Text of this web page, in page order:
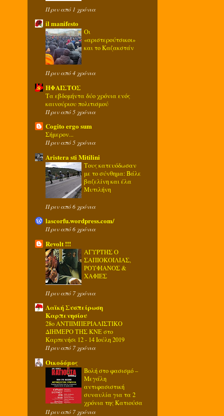
Πριν από 1 χρόνια
il manifesto
Οι
«αριστερούτσικοι»
και το Καζακστάν
Πριν από 4 χρόνια
ΗΦΑΙΣΤΟΣ
Τα εβδομήντα δύο χρόνια ενός
καινούριου πολιτισμού
Πριν από 5 χρόνια
Cogito ergo sum
Σήμερον...
Πριν από 5 χρόνια
Aristera sti Mitilini
Τους κατευόδωσαν
με το σύνθημα: Βάλε
βαζελίνη και έλα
Μυτιλήνη
Πριν από 6 χρόνια
lascorfu.wordpress.com/
Πριν από 6 χρόνια
Revolt !!!
ΑΓΥΡΤΗΣ Ο
ΣΑΠΙΟΚΟΙΛΙΑΣ,
ΡΟΥΦΙΑΝΟΣ &
ΧΑΦΙΕΣ
Πριν από 7 χρόνια
Λαϊκή Συσπείρωση
Καρπενησίου
28ο ΑΝΤΙΙΜΠΕΡΙΑΛΙΣΤΙΚΟ
ΔΙΗΜΕΡΟ ΤΗΣ ΚΝΕ στο
Καρπενήσι 12 - 14 Ιούλη 2019
Πριν από 7 χρόνια
Οικοδόμος
Βολή στο φασισμό –
Μεγάλη
αντιφασιστική
συναυλία για τα 2
χρόνια της Κατιούσα
Πριν από 7 χρόνια